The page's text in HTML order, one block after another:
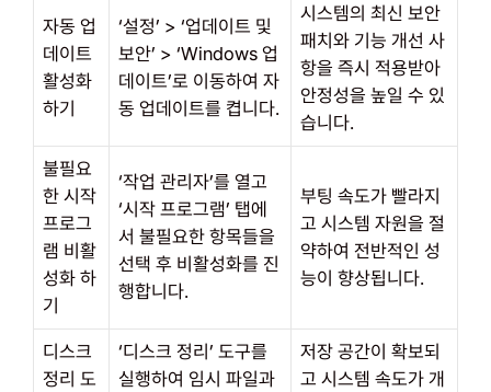
자동 업
데이트
활성화
하기
‘설정’ > ‘업데이트 및
보안’ > ‘Windows 업
데이트’로 이동하여 자
동 업데이트를 켭니다.
시스템의 최신 보안
패치와 기능 개선 사
항을 즉시 적용받아
안정성을 높일 수 있
습니다.
불필요
한 시작
프로그
램 비활
성화 하
기
‘작업 관리자’를 열고
‘시작 프로그램’ 탭에
서 불필요한 항목들을
선택 후 비활성화를 진
행합니다.
부팅 속도가 빨라지
고 시스템 자원을 절
약하여 전반적인 성
능이 향상됩니다.
디스크
정리 도
‘디스크 정리’ 도구를
실행하여 임시 파일과
저장 공간이 확보되
고 시스템 속도가 개